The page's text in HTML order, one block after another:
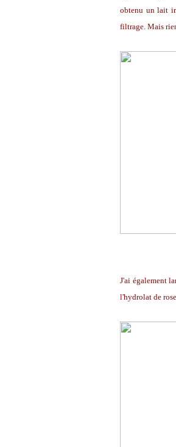
obtenu un lait
filtrage. Mais
J'ai également
l'hydrolat de